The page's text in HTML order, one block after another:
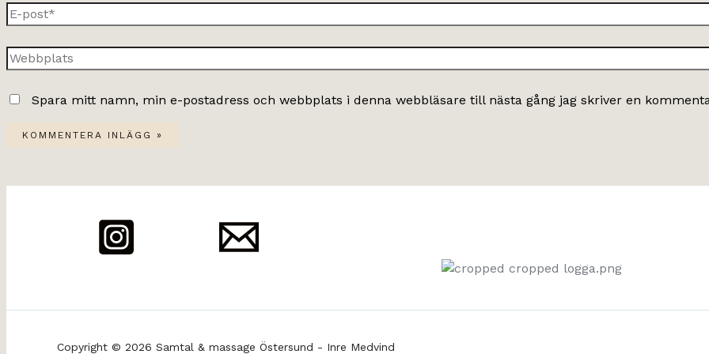
E-
post*
Webbplats
Spara mitt namn, min e-postadress och webbplats i denna webbläsare till nästa gång jag skriver en
Copyright © 2026 Samtal & massage Östersund - Inre Medvind